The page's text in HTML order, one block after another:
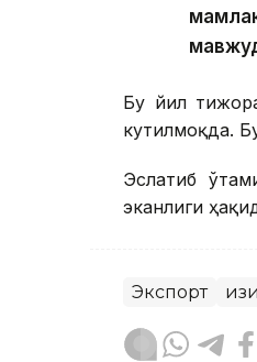
Бу йил
кутилмоқда.
Эслатиб
эканлиги
Экспорт